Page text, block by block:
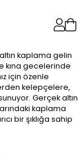
kaplama gelin
kına gecelerinde
için özenle
kelepçelere,
Gerçek altın
kaplama
bir şıklığa sahip